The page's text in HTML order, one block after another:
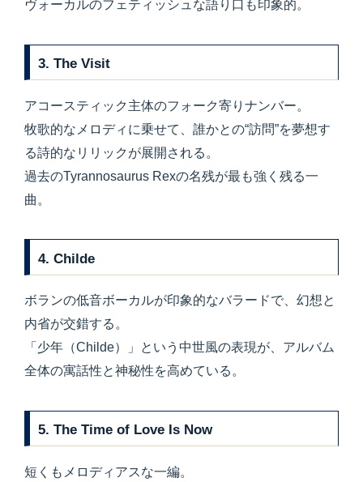
ヴォーカルのフェティッシュな語り口も印象的。
3. The Visit
アコースティック主体のフォーク寄りナンバー。
牧歌的なメロディに乗せて、誰かとの“訪問”を夢想す
る詩的なリリックが展開される。
過去のTyrannosaurus Rexの名残が最も強く残る一
曲。
4. Childe
ボランの低音ボーカルが印象的なバラードで、幻想と
内省が交錯する。
「少年（Childe）」という中世風の表現が、アルバム
全体の寓話性と神秘性を高めている。
5. The Time of Love Is Now
短くもメロディアスな一編。